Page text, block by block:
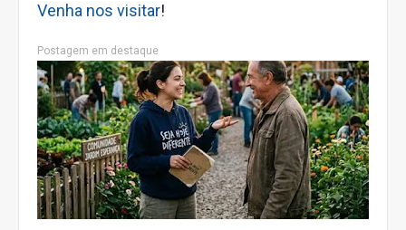
Venha nos visitar!
Postagem em destaque